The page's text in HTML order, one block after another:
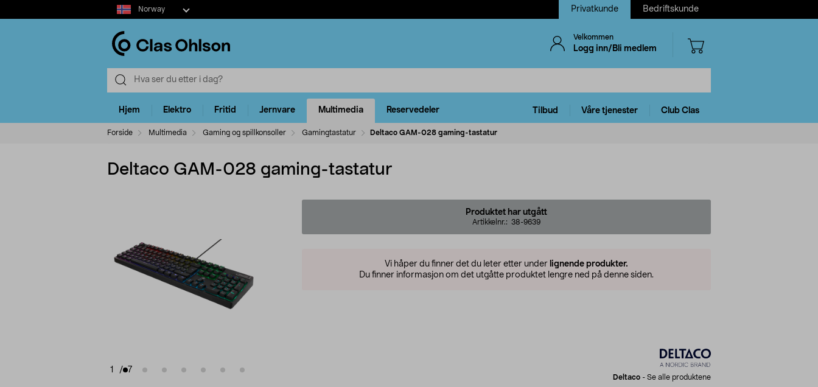
Select
market
Norway Privatkunde Bedriftskunde
Velkommen
Logg inn/Bli medlem
Hjem Elektro Fritid Jernvare Multimedia Reservedeler Tilbud Våre tjenester Club Clas
Forside Multimedia Gaming og spillkonsoller Gamingtastatur Deltaco GAM-028 gaming-tastatur
Deltaco GAM-028 gaming-tastatur
1 / 7
Produktet har utgått
Artikkelnr.: 38-9639
Vi håper du finner det du leter etter under lignende produkter.
Du finner informasjon om det utgåtte produktet lengre ned på denne siden.
Deltaco - Se alle produktene